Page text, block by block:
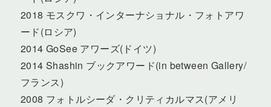
2018 モスクワ・インターナショナル・フォトアワ
ード(ロシア)
2014 GoSee アワーズ(ドイツ)
2014 Shashin ブックアワード(in between Gallery/
フランス)
2008 フォトルシーダ・クリティカルマス(アメリ